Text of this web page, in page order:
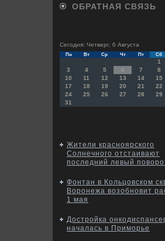
ОБРАТНАЯ СВЯЗЬ
Сегодня: Четверг, 6 Августа
Пн Вт Ср Чт Пт Сб
1
3
4 5 6 7 8
10
11 12 13 14 15
17
18 19 20 21 22
24
25 26 27 28 29
31
Жители красноярского
Солнечного отстаивают
последний левый
Фонтан в Кольцовском
Воронежа возобновит
1 мая
Достройка
началась в Приморье